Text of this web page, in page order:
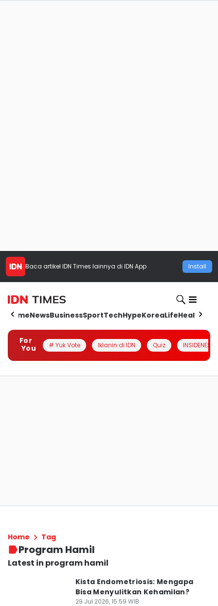
Baca artikel IDN Times lainnya di IDN App Install
HomeNewsBusinessSportTechHypeKoreaLifeHealth
For
You
# Yuk Vote Iklanin di IDN Quiz INSIDENESIA
Home Tag
Program Hamil
Latest in program hamil
Kista Endometriosis: Mengapa
Bisa Menyulitkan Kehamilan?
29 Jul 2026, 15:59 WIB